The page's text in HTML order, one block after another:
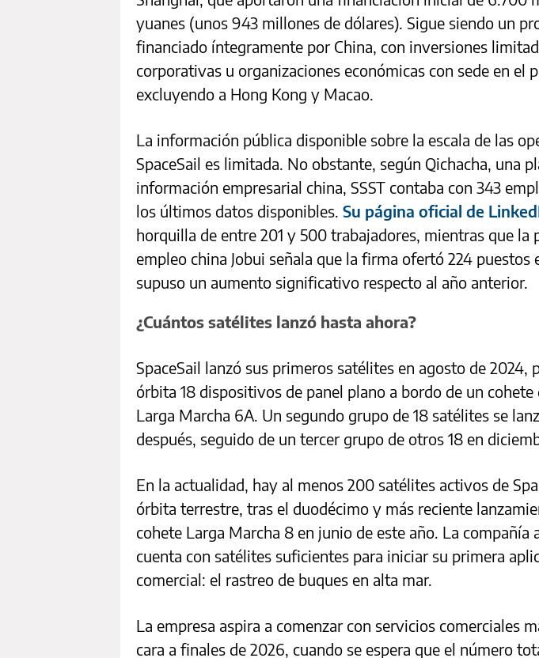
yuanes (unos 943 millones de dólares). Sigue siendo un
financiado íntegramente por China, con inversiones
corporativas u organizaciones económicas con sede en el
excluyendo a Hong Kong y Macao.
La información pública disponible sobre la escala de las
SpaceSail es limitada. No obstante, según Qichacha, una
información empresarial china, SSST contaba con 343
los últimos datos disponibles. Su página oficial de
horquilla de entre 201 y 500 trabajadores, mientras que la
empleo china Jobui señala que la firma ofertó 224 puestos
supuso un aumento significativo respecto al año anterior.
¿Cuántos satélites lanzó hasta ahora?
SpaceSail lanzó sus primeros satélites en agosto de 2024,
órbita 18 dispositivos de panel plano a bordo de un
Larga Marcha 6A. Un segundo grupo de 18 satélites se
después, seguido de un tercer grupo de otros 18 en
En la actualidad, hay al menos 200 satélites activos de
órbita terrestre, tras el duodécimo y más reciente
cohete Larga Marcha 8 en junio de este año. La compañía
cuenta con satélites suficientes para iniciar su primera
comercial: el rastreo de buques en alta mar.
La empresa aspira a comenzar con servicios comerciales
cara a finales de 2026, cuando se espera que el número